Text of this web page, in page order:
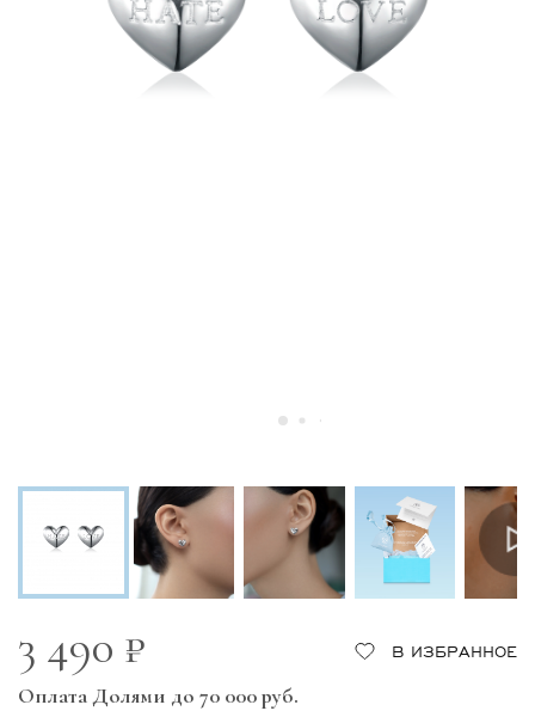
3 490 ₽ В ИЗБРАННОЕ
Оплата Долями до 70 000 руб.